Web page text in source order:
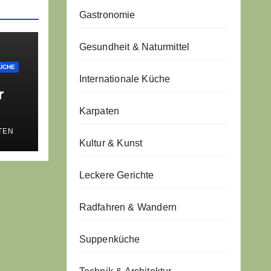
Gastronomie
Gesundheit & Naturmittel
Internationale Küche
Karpaten
Kultur & Kunst
Leckere Gerichte
Radfahren & Wandern
Suppenküche